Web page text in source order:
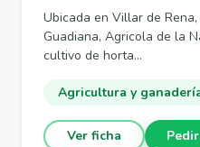
Ubicada en Villar de
Guadiana, Agricola de la
cultivo de horta...
Agricultura y
Ver ficha